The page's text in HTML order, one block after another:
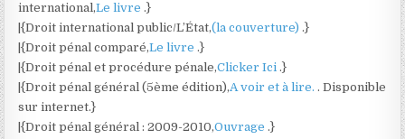
international,Le livre.}
|{Droit international public/L’État,(la couverture).}
|{Droit pénal comparé,Le livre.}
|{Droit pénal et procédure pénale,Clicker Ici.}
|{Droit pénal général (5ème édition),A voir et à lire.. Disponible
sur internet.}
|{Droit pénal général : 2009-2010,Ouvrage.}